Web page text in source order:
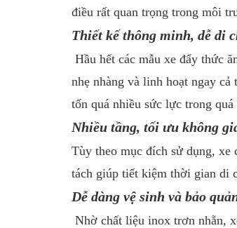
điều rất quan trọng trong môi
Thiết kế thông minh, dễ di
Hầu hết các mẫu xe đẩy thức
nhẹ nhàng và linh hoạt ngay
tốn quá nhiều sức lực trong
Nhiều tầng, tối ưu không
Tùy theo mục đích sử dụng, xe
tách giúp tiết kiệm thời gian di
Dễ dàng vệ sinh và bảo
Nhờ chất liệu inox trơn nhẵn,